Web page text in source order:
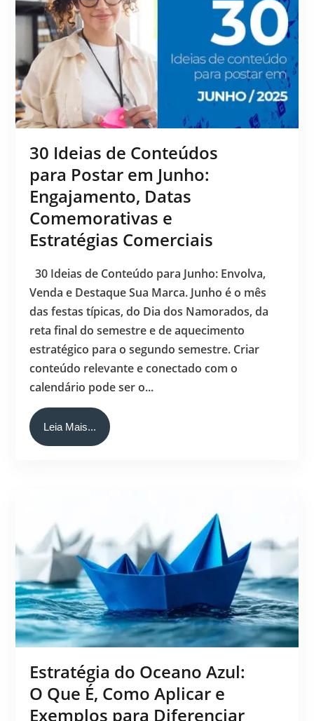
30 Ideias de Conteúdos
para Postar em Junho:
Engajamento, Datas
Comemorativas e
Estratégias Comerciais
30 Ideias de Conteúdo para Junho: Envolva,
Venda e Destaque Sua Marca. Junho é o mês
das festas típicas, do Dia dos Namorados, da
reta final do semestre e de aquecimento
estratégico para o segundo semestre. Criar
conteúdo relevante e conectado com o
calendário pode ser o...
Leia Mais...
Estratégia do Oceano Azul:
O Que É, Como Aplicar e
Exemplos para Diferenciar